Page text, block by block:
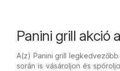
Panini grill akció
A(z) Panini grill legkedvezőbb
során is vásároljon és